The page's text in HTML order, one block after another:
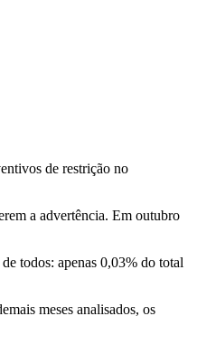
de restrição no
a advertência. Em outubro
todos: apenas 0,03% do total
meses analisados, os